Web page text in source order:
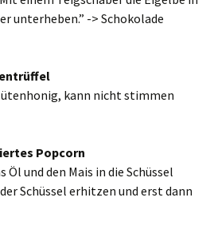
unterheben.” -> Schokolade
kann nicht stimmen
Popcorn
und den Mais in die Schüssel
Schüssel erhitzen und erst dann